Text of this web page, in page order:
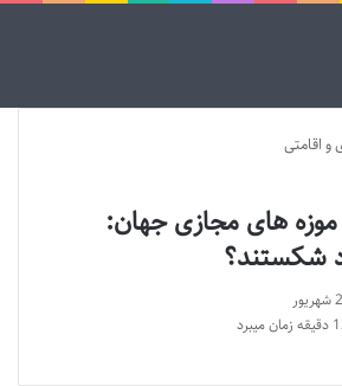
اقامتی
موزه های مجازی جهان:
شکستند؟